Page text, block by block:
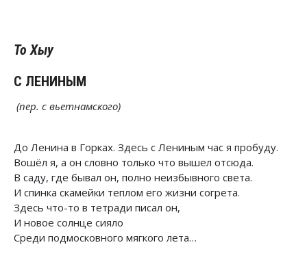
То Хыу
С ЛЕНИНЫМ
(пер. с вьетнамского)
До Ленина в Горках. Здесь с Лениным час я пробуду.
Вошёл я, а он словно только что вышел отсюда.
В саду, где бывал он, полно неизбывного света.
И спинка скамейки теплом его жизни согрета.
Здесь что-то в тетради писал он,
И новое солнце сияло
Среди подмосковного мягкого лета…